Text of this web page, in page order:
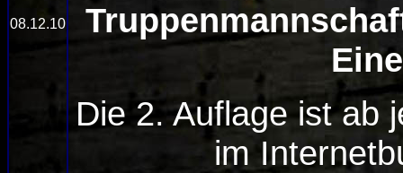
08.12.10
Die 2. Auflage ist ab
im